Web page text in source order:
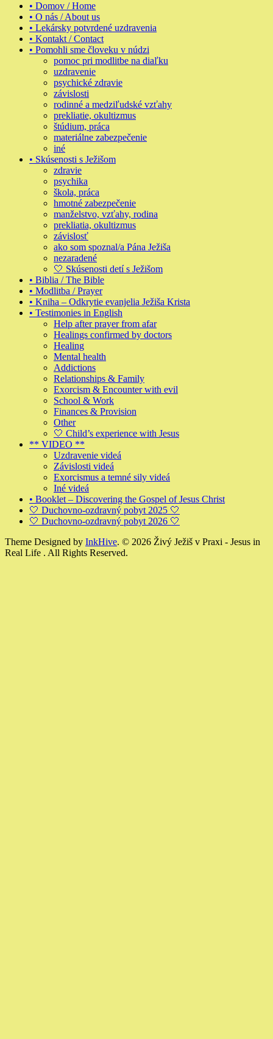
• Domov / Home
• O nás / About us
• Lekársky potvrdené uzdravenia
• Kontakt / Contact
• Pomohli sme človeku v núdzi
pomoc pri modlitbe na diaľku
uzdravenie
psychické zdravie
závislosti
rodinné a medziľudské vzťahy
prekliatie, okultizmus
štúdium, práca
materiálne zabezpečenie
iné
• Skúsenosti s Ježišom
zdravie
psychika
škola, práca
hmotné zabezpečenie
manželstvo, vzťahy, rodina
prekliatia, okultizmus
závislosť
ako som spoznal/a Pána Ježiša
nezaradené
🤍 Skúsenosti detí s Ježišom
• Biblia / The Bible
• Modlitba / Prayer
• Kniha – Odkrytie evanjelia Ježiša Krista
• Testimonies in English
Help after prayer from afar
Healings confirmed by doctors
Healing
Mental health
Addictions
Relationships & Family
Exorcism & Encounter with evil
School & Work
Finances & Provision
Other
🤍 Child’s experience with Jesus
** VIDEO **
Uzdravenie videá
Závislosti videá
Exorcismus a temné sily videá
Iné videá
• Booklet – Discovering the Gospel of Jesus Christ
🤍 Duchovno-ozdravný pobyt 2025 🤍
🤍 Duchovno-ozdravný pobyt 2026 🤍
Theme Designed by InkHive. © 2026 Živý Ježiš v Praxi - Jesus in
Real Life . All Rights Reserved.